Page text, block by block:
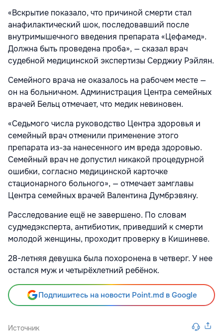
«Вскрытие показало, что причиной смерти стал
анафилактический шок, последовавший после
внутримышечного введения препарата «Цефамед».
Должна быть проведена проба», — сказал врач
судебной медицинской экспертизы Серджиу Рэйлян.
Семейного врача не оказалось на рабочем месте —
он на больничном. Администрация Центра семейных
врачей Бельц отмечает, что медик невиновен.
«Седьмого числа руководство Центра здоровья и
семейный врач отменили применение этого
препарата из-за нанесенного им вреда здоровью.
Семейный врач не допустил никакой процедурной
ошибки, согласно медицинской карточке
стационарного больного», — отмечает замглавы
Центра семейных врачей Валентина Думбрэвяну.
Расследование ещё не завершено. По словам
судмедэксперта, антибиотик, приведший к смерти
молодой женщины, проходит проверку в Кишиневе.
28-летняя девушка была похоронена в четверг. У нее
остался муж и четырёхлетний ребёнок.
Подпишитесь на новости Point.md в Google
Источник